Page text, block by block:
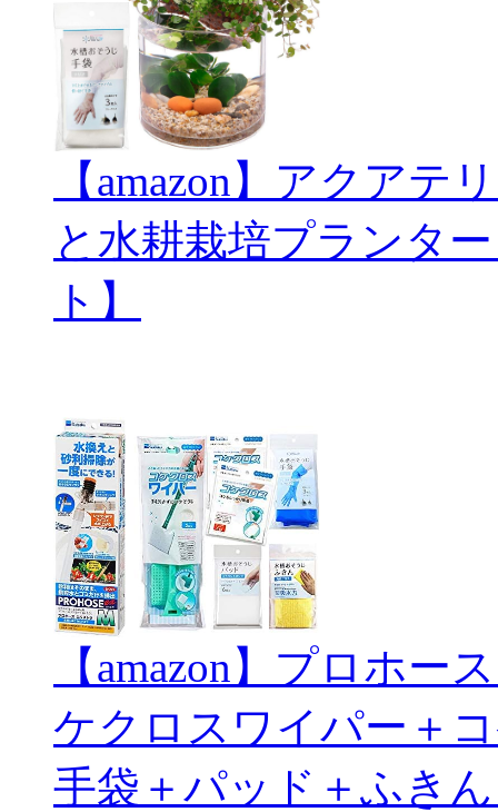
【amazon】アクアテ
と水耕栽培プランタ
ト】
【amazon】プロホ
ケクロスワイパー＋
手袋＋パッド＋ふき